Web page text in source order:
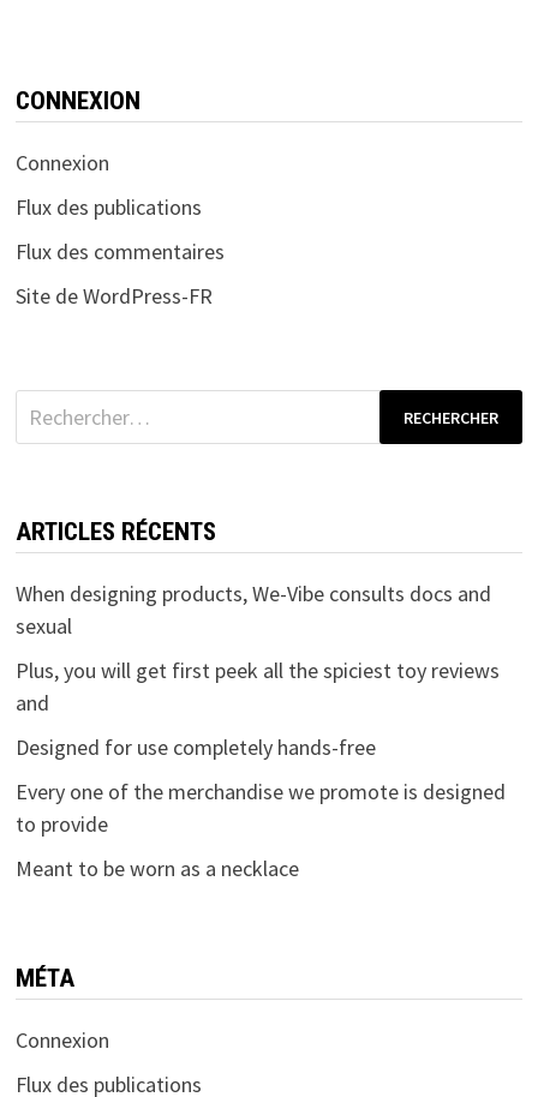
CONNEXION
Connexion
Flux des publications
Flux des commentaires
Site de WordPress-FR
Rechercher :
ARTICLES RÉCENTS
When designing products, We-Vibe consults docs and
sexual
Plus, you will get first peek all the spiciest toy reviews
and
Designed for use completely hands-free
Every one of the merchandise we promote is designed
to provide
Meant to be worn as a necklace
MÉTA
Connexion
Flux des publications